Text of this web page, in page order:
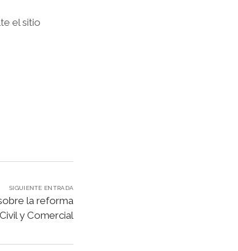
el sitio
SIGUIENTE ENTRADA
la reforma
y Comercial